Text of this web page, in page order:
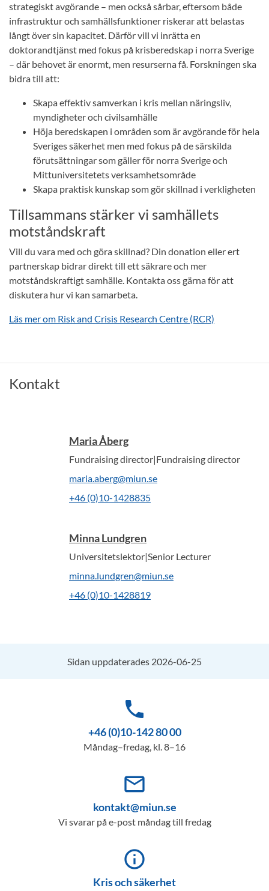
strategiskt avgörande – men också sårbar, eftersom både
infrastruktur och samhällsfunktioner riskerar att belastas
långt över sin kapacitet. Därför vill vi inrätta en
doktorandtjänst med fokus på krisberedskap i norra Sverige
– där behovet är enormt, men resurserna få. Forskningen ska
bidra till att:
Skapa effektiv samverkan i kris mellan näringsliv,
myndigheter och civilsamhälle
Höja beredskapen i områden som är avgörande för hela
Sveriges säkerhet men med fokus på de särskilda
förutsättningar som gäller för norra Sverige och
Mittuniversitetets verksamhetsområde
Skapa praktisk kunskap som gör skillnad i verkligheten
Tillsammans stärker vi samhällets
motståndskraft
Vill du vara med och göra skillnad? Din donation eller ert
partnerskap bidrar direkt till ett säkrare och mer
motståndskraftigt samhälle. Kontakta oss gärna för att
diskutera hur vi kan samarbeta.
Läs mer om Risk and Crisis Research Centre (RCR)
Kontakt
Maria Åberg
Fundraising director|Fundraising director
maria.aberg@miun.se
+46 (0)10-1428835
Minna Lundgren
Universitetslektor|Senior Lecturer
minna.lundgren@miun.se
+46 (0)10-1428819
Sidan uppdaterades 2026-06-25
phone
+46 (0)10-142 80 00
Måndag–fredag, kl. 8–16
mail_outline
kontakt@miun.se
Vi svarar på e-post måndag till fredag
info_outline
Kris och säkerhet